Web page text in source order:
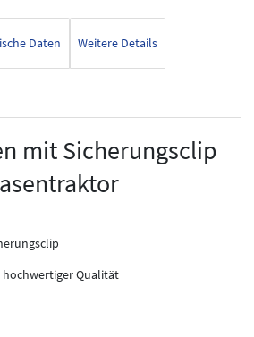
Daten Weitere Details
mit Sicherungsclip
hochwertiger Qualität